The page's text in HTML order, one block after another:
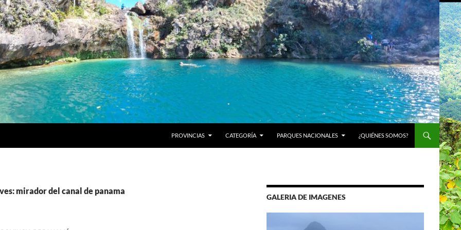
PROVINCIAS CATEGORÍA PARQUES NACIONALES ¿QUIÉNES SOMOS?
mirador del canal de panama
GALERIA DE IMAGENES